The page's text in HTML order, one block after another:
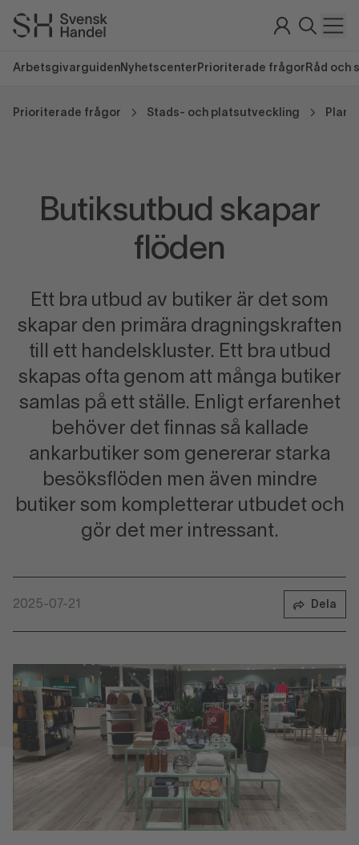
Arbetsgivarguiden Nyhetscenter Prioriterade frågor Råd och
Prioriterade frågor Stads- och platsutveckling
Butiksutbud skapar
flöden
Ett bra utbud av butiker är det som
skapar den primära dragningskraften
till ett handelskluster. Ett bra utbud
skapas ofta genom att många butiker
samlas på ett ställe. Enligt erfarenhet
behöver det finnas så kallade
ankarbutiker som genererar starka
besöksflöden men även mindre
butiker som kompletterar utbudet och
gör det mer intressant.
2025-07-21 Dela